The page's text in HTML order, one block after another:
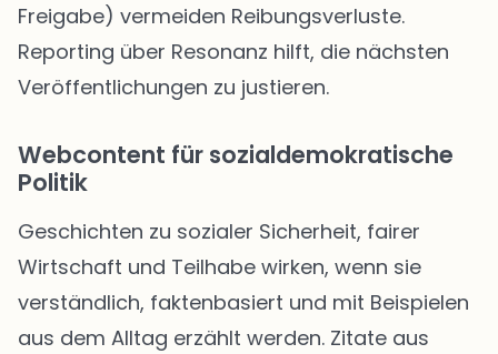
Freigabe) vermeiden Reibungsverluste.
Reporting über Resonanz hilft, die nächsten
Veröffentlichungen zu justieren.
Webcontent für sozialdemokratische
Politik
Geschichten zu sozialer Sicherheit, fairer
Wirtschaft und Teilhabe wirken, wenn sie
verständlich, faktenbasiert und mit Beispielen
aus dem Alltag erzählt werden. Zitate aus